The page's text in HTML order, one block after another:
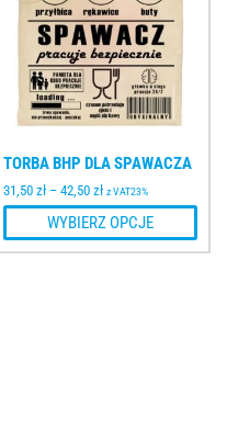
TORBA BHP DLA SPAWACZA
31,50zł – 42,50zł z VAT23%
WYBIERZ OPCJE